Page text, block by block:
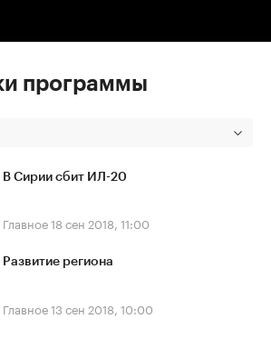
программы
В Сирии сбит ИЛ-20
Главное18 сен 2018, 11:00
Развитие региона
Главное13 сен 2018, 10:00